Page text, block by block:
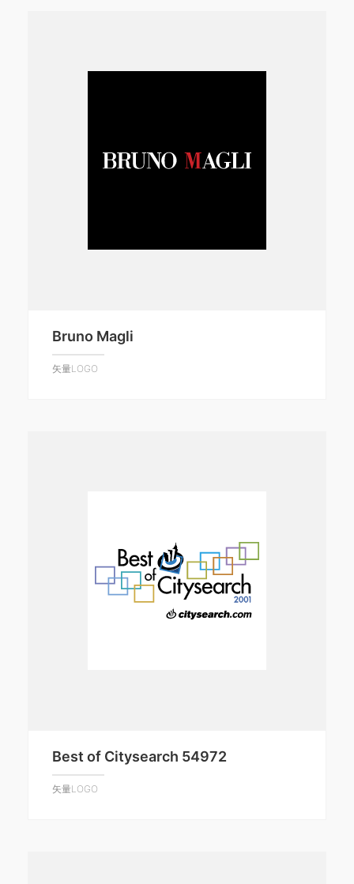
Bruno Magli
矢量LOGO
Best of Citysearch 54972
矢量LOGO